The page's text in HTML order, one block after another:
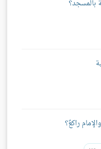
بالمسجد؟
راكعٌ؟